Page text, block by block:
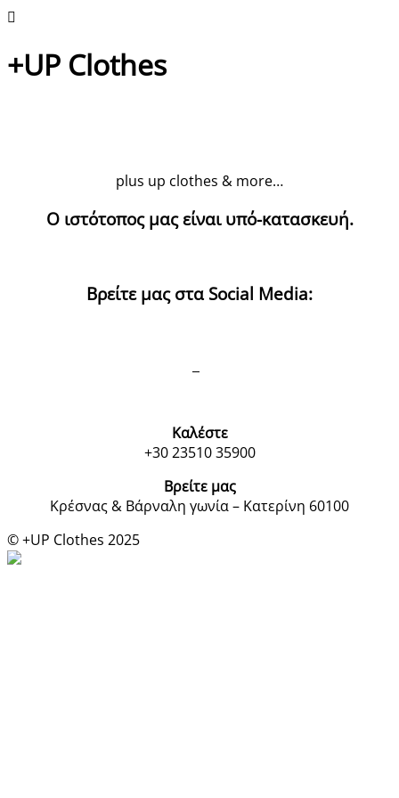
+UP Clothes
plus up clothes & more…
Ο ιστότοπος μας είναι υπό-κατασκευή.
Βρείτε μας στα Social Media:
Καλέστε
+30 23510 35900
Βρείτε μας
Κρέσνας & Βάρναλη γωνία – Κατερίνη 60100
© +UP Clothes 2025